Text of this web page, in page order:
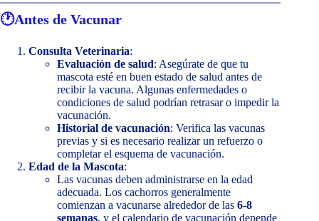
🕐Antes de Vacunar
Consulta Veterinaria:
Evaluación de salud: Asegúrate de que tu
mascota esté en buen estado de salud antes de
recibir la vacuna. Algunas enfermedades o
condiciones de salud podrían retrasar o impedir la
vacunación.
Historial de vacunación: Verifica las vacunas
previas y si es necesario realizar un refuerzo o
completar el esquema de vacunación.
Edad de la Mascota:
Las vacunas deben administrarse en la edad
adecuada. Los cachorros generalmente
comienzan a vacunarse alrededor de las 6-8
semanas, y el calendario de vacunación depende